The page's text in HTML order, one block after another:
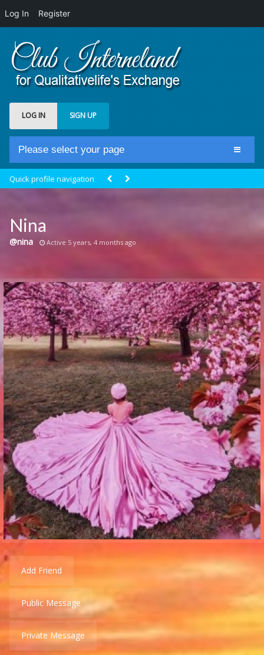
Log In Register
LOG IN SIGN UP
Please select your page
Groups
Communication Point
Cristal Temple
Meeting Point
The Yacht Club
Quick profile navigation
Nina
@nina Active 5 years, 4 months ago
Add Friend
Public Message
Private Message